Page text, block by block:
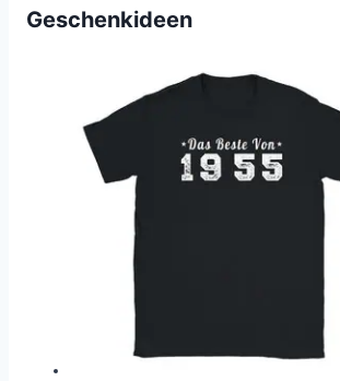
Geschenkideen